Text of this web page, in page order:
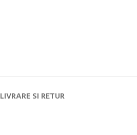
LIVRARE SI RETUR